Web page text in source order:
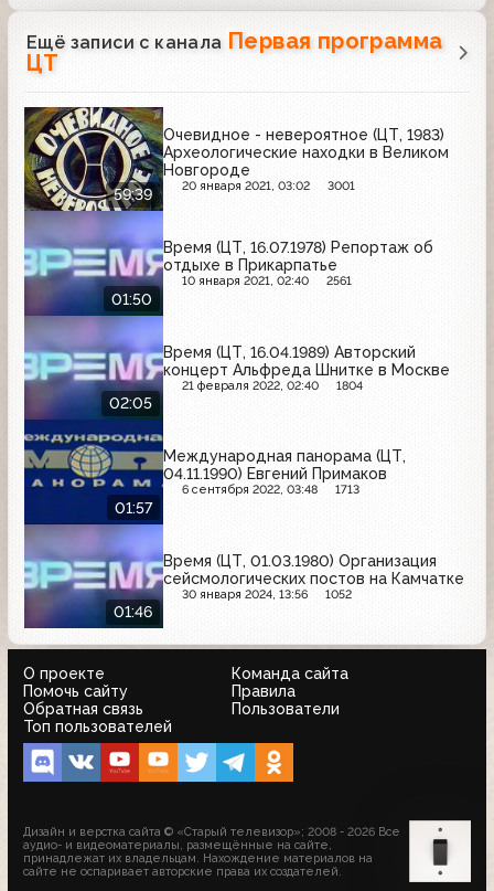
Ещё записи с канала Первая программа
ЦТ
59:39
Очевидное - невероятное (ЦТ, 1983)
Археологические находки в Великом
Новгороде
20 января 2021, 03:02 3001
01:50
Время (ЦТ, 16.07.1978) Репортаж об
отдыхе в Прикарпатье
10 января 2021, 02:40 2561
02:05
Время (ЦТ, 16.04.1989) Авторский
концерт Альфреда Шнитке в Москве
21 февраля 2022, 02:40 1804
01:57
Международная панорама (ЦТ,
04.11.1990) Евгений Примаков
6 сентября 2022, 03:48 1713
01:46
Время (ЦТ, 01.03.1980) Организация
сейсмологических постов на Камчатке
30 января 2024, 13:56 1052
О проекте
Команда сайта
Помочь сайту
Правила
Обратная связь
Пользователи
Топ пользователей
Дизайн и верстка сайта © «Старый телевизор»; 2008 - 2026 Все
аудио- и видеоматериалы, размещённые на сайте,
принадлежат их владельцам. Нахождение материалов на
сайте не оспаривает авторские права их создателей.